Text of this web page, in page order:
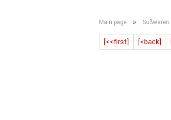
Main page » Süßwaren
[<<first] [<back]